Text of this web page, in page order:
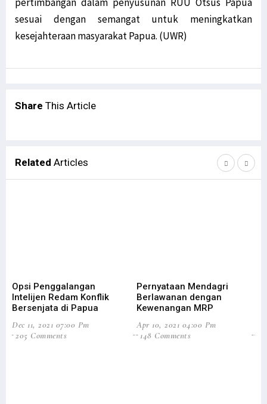
sesuai dengan semangat untuk meningkatkan
kesejahteraan masyarakat Papua. (UWR)
Share This Article
Related Articles
Opsi Penggalangan
Intelijen Redam Konflik
Bersenjata di Papua
Dec 11, 2021 07:00 Pm
205 Comments
Pernyataan Mendagri
Berlawanan dengan
Kewenangan MRP
Apr 10, 2021 04:00 Pm
148 Comments